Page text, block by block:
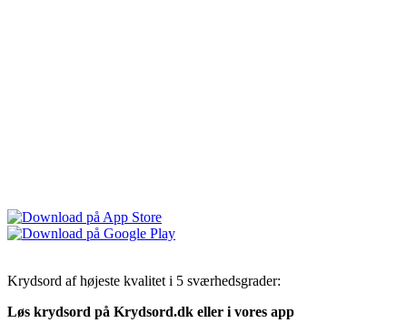
Krydsord af højeste kvalitet i 5 sværhedsgrader:
Løs krydsord på Krydsord.dk eller i vores app